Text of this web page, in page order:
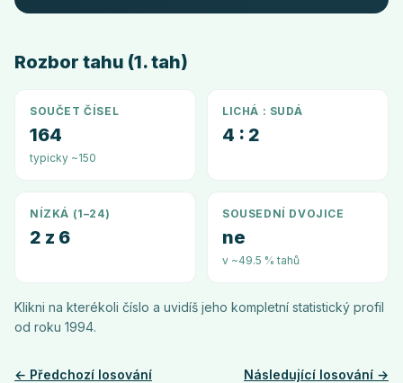
Rozbor tahu (1. tah)
SOUČET ČÍSEL
164
typicky ~150
LICHÁ : SUDÁ
4 : 2
NÍZKÁ (1–24)
2 z 6
SOUSEDNÍ DVOJICE
ne
v ~49.5 % tahů
Klikni na kterékoli číslo a uvidíš jeho kompletní statistický profil
od roku 1994.
← Předchozí losování Následující losování →